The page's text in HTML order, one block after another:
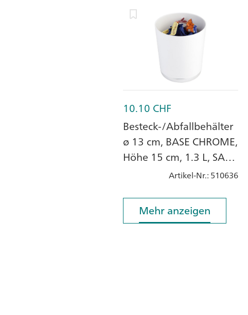
10.10 CHF
Besteck-/Abfallbehälter
ø 13 cm, BASE CHROME,
Höhe 15 cm, 1.3 L, SAN,
SAN, weissArtikel-Nr.: 510636
Mehr anzeigen
Mehr anzeigen